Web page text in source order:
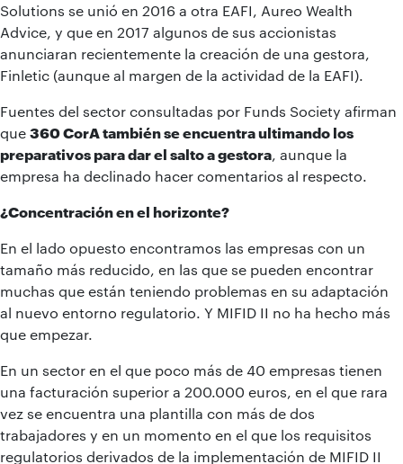
Solutions se unió en 2016 a otra EAFI, Aureo Wealth
Advice, y que en 2017 algunos de sus accionistas
anunciaran recientemente la creación de una gestora,
Finletic (aunque al margen de la actividad de la EAFI).
Fuentes del sector consultadas por Funds Society afirman
que 360 CorA también se encuentra ultimando los
preparativos para dar el salto a gestora , aunque la
empresa ha declinado hacer comentarios al respecto.
¿Concentración en el horizonte?
En el lado opuesto encontramos las empresas con un
tamaño más reducido, en las que se pueden encontrar
muchas que están teniendo problemas en su adaptación
al nuevo entorno regulatorio. Y MIFID II no ha hecho más
que empezar.
En un sector en el que poco más de 40 empresas tienen
una facturación superior a 200.000 euros, en el que rara
vez se encuentra una plantilla con más de dos
trabajadores y en un momento en el que los requisitos
regulatorios derivados de la implementación de MIFID II